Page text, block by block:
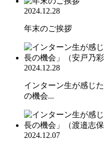
2024.12.28
年末のご挨拶
2024.12.28
インターン生が感じ
の機会...
2024.12.07